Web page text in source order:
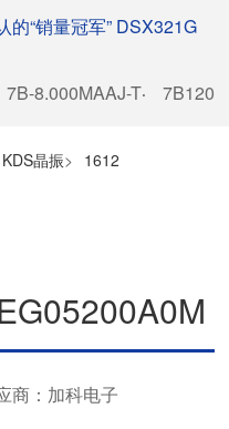
“销量冠军” DSX321G
7B-8.000MAAJ-T·
KDS晶振> 1612
商：加科电子